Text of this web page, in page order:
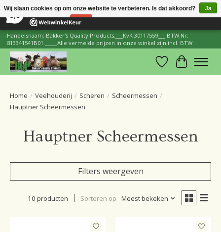
206 Reviews ×
Handelsnaam: Bakker's Quality Products.___KvK 30117559___ BTW.Nr:
813341541B01._____Alle vermelde prijzen in onze winkel zijn incl. BTW.
Verlanglijst
Home / Veehouderij / Scheren / Scheermessen /
Hauptner Scheermessen
Hauptner Scheermessen
Filters weergeven
10 producten Sorteren op Meest bekeken
Wij slaan cookies op om onze website te verbeteren. Is dat akkoord?
Ja
Nee